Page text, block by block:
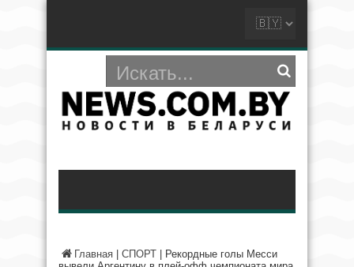
Главная СПОРТ
Рекордные голы Месси